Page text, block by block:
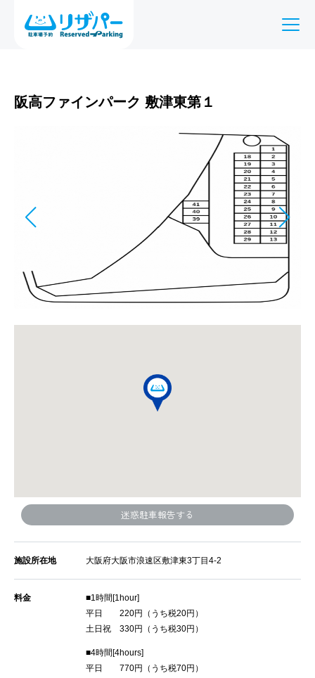
阪高ファインパーク 敷津東第１
迷惑駐車報告する
施設所在地 大阪府大阪市浪速区敷津東3丁目4-2
料金
■1時間[1hour]
平日 220円（うち税20円）
土日祝 330円（うち税30円）
■4時間[4hours]
平日 770円（うち税70円）